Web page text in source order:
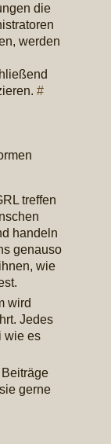
die
werden
#
treffen
handeln
genauso
wie
wird
Jedes
wie es
gerne